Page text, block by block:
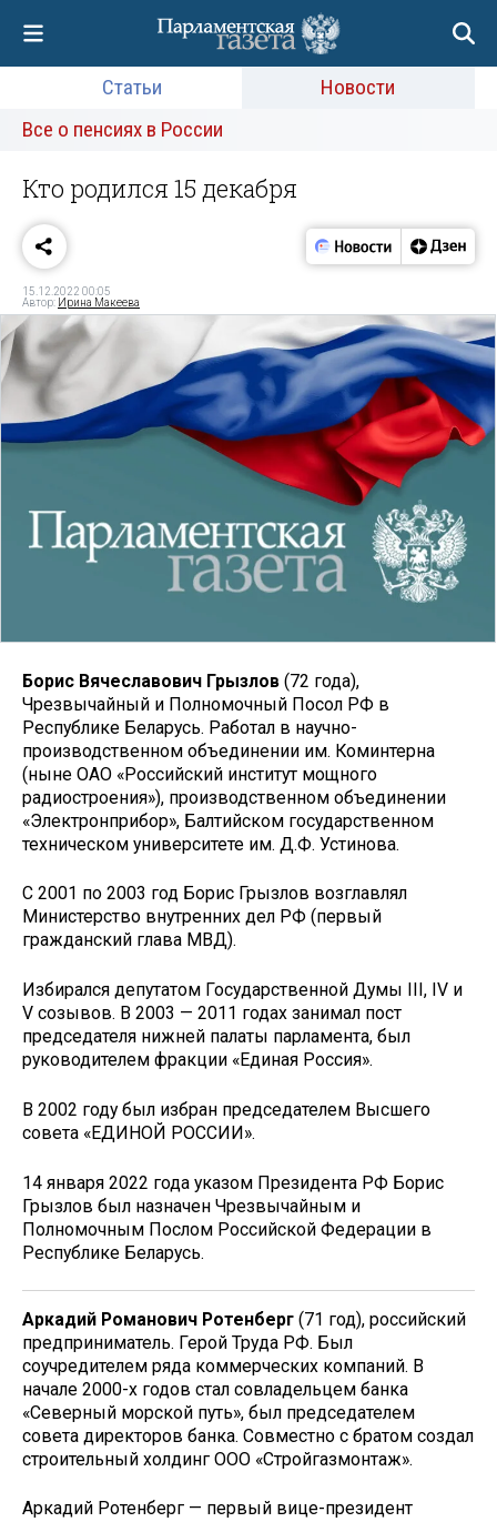
Статьи
Новости
Все о пенсиях в России
Кто родился 15 декабря
15.12.2022 00:05
Автор: Ирина Макеева
Борис Вячеславович Грызлов (72 года),
Чрезвычайный и Полномочный Посол РФ в
Республике Беларусь. Работал в научно-
производственном объединении им. Коминтерна
(ныне ОАО «Российский институт мощного
радиостроения»), производственном объединении
«Электронприбор», Балтийском государственном
техническом университете им. Д.Ф. Устинова.
С 2001 по 2003 год Борис Грызлов возглавлял
Министерство внутренних дел РФ (первый
гражданский глава МВД).
Избирался депутатом Государственной Думы III, IV и
V созывов. В 2003 — 2011 годах занимал пост
председателя нижней палаты парламента, был
руководителем фракции «Единая Россия».
В 2002 году был избран председателем Высшего
совета «ЕДИНОЙ РОССИИ».
14 января 2022 года указом Президента РФ Борис
Грызлов был назначен Чрезвычайным и
Полномочным Послом Российской Федерации в
Республике Беларусь.
Аркадий Романович Ротенберг (71 год), российский
предприниматель. Герой Труда РФ. Был
соучредителем ряда коммерческих компаний. В
начале 2000-х годов стал совладельцем банка
«Северный морской путь», был председателем
совета директоров банка. Совместно с братом создал
строительный холдинг ООО «Стройгазмонтаж».
Аркадий Ротенберг — первый вице-президент